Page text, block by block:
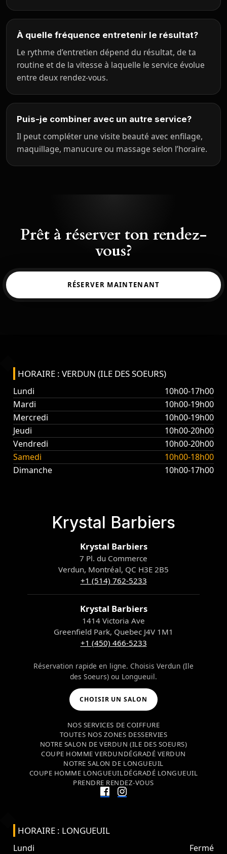
À quelle fréquence entretenir le résultat?
Le rythme d’entretien dépend du résultat, de ta
routine et de la vitesse à laquelle le service évolue
entre deux rendez-vous.
Puis-je combiner avec un autre service?
Il peut compléter une visite beauté avec enfilage,
maquillage, manucure ou massage selon l’horaire.
Prêt à réserver ton rendez-
vous?
RÉSERVER MAINTENANT
HORAIRE : VERDUN (ILE DES SOEURS)
Lundi
10h00-17h00
Mardi
10h00-19h00
Mercredi
10h00-19h00
Jeudi
10h00-20h00
Vendredi
10h00-20h00
Samedi
10h00-18h00
Dimanche
10h00-17h00
Krystal Barbiers
Krystal Barbiers
7 Pl. du Commerce
Verdun, Montréal, QC H3E 2B5
+1 (514) 762-5233
Krystal Barbiers
1414 Victoria Ave
Greenfield Park, Quebec J4V 1M1
+1 (450) 466-5233
Réservation rapide en ligne. Choisis Verdun (Ile
des Soeurs) ou Longueuil.
CHOISIR UN SALON
NOS SERVICES DE COIFFURE
TOUTES NOS ZONES DESSERVIES
NOTRE SALON DE VERDUN (ILE DES SOEURS)
COUPE HOMME VERDUNDÉGRADÉ VERDUN
NOTRE SALON DE LONGUEUIL
COUPE HOMME LONGUEUILDÉGRADÉ LONGUEUIL
PRENDRE RENDEZ-VOUS
HORAIRE : LONGUEUIL
Lundi Fermé